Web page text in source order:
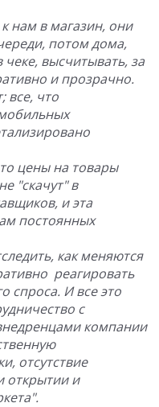
нам в магазин, они
потом дома,
высчитывать, за
и прозрачно.
все, что
цены на товары
"скачут" в
и эта
постоянных
как меняются
реагировать
спроса. И все это
с
компании
отсутствие
открытии и